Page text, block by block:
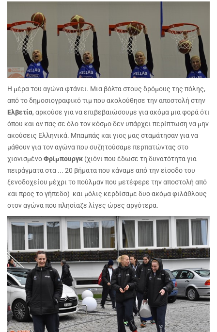
Η μέρα του αγώνα φτάνει. Μια βόλτα στους δρόμους της πόλης,
από το δημοσιογραφικό τιμ που ακολούθησε την αποστολή στην
Ελβετία, αρκούσε για να επιβεβαιώσουμε για ακόμα μια φορά ότι
όπου και αν πας σε όλο τον κόσμο δεν υπάρχει περίπτωση να μην
ακούσεις Ελληνικά. Μπαμπάς και γιος μας σταμάτησαν για να
μάθουν για τον αγώνα που συζητούσαμε περπατώντας στο
χιονισμένοΦρίμπουργκ (χιόνι που έδωσε τη δυνατότητα για
πειράγματα στα ... 20 βήματα που κάναμε από την είσοδο του
ξενοδοχείου μέχρι το πούλμαν που μετέφερε την αποστολή από
και προς το γήπεδο) και μόλις κερδίσαμε δυο ακόμα φιλάθλους
στον αγώνα που πλησίαζε λίγες ώρες αργότερα.